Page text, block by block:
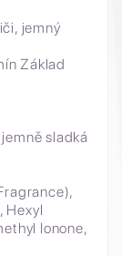
jemný
Základ
sladká
Hexyl
Ionone,